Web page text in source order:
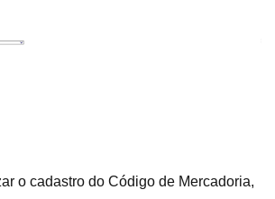
o cadastro do Código de Mercadoria,